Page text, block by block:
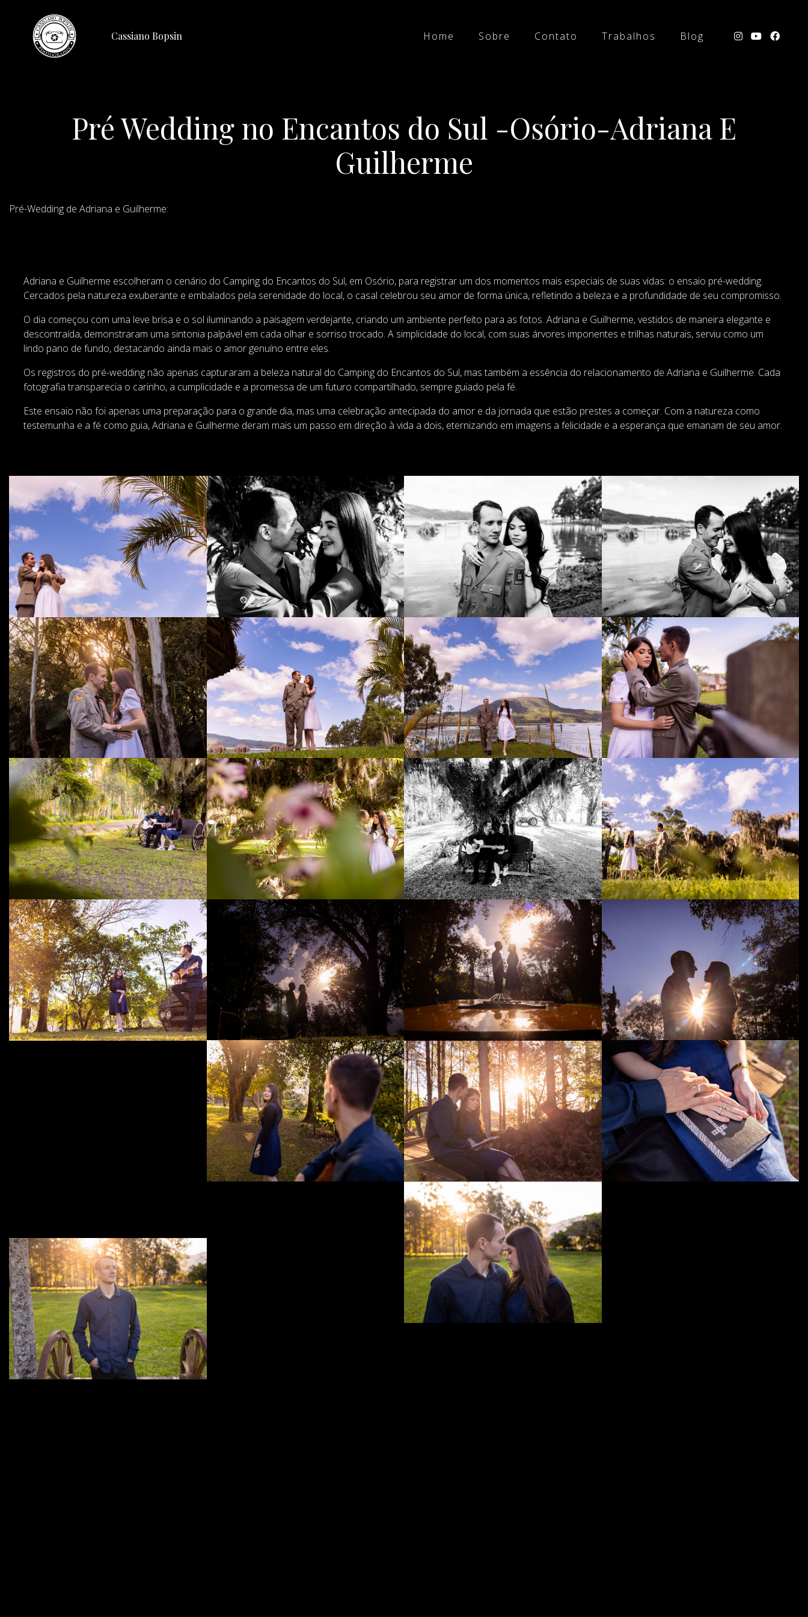
Cassiano Bopsin Home Sobre Contato Trabalhos Blog
Pré Wedding no Encantos do Sul -Osório-Adriana E
Guilherme
Pré-Wedding de Adriana e Guilherme:
Adriana e Guilherme escolheram o cenário do Camping do Encantos do Sul, em Osório, para registrar um dos momentos mais especiais de suas vidas: o ensaio pré-wedding.
Cercados pela natureza exuberante e embalados pela serenidade do local, o casal celebrou seu amor de forma única, refletindo a beleza e a profundidade de seu compromisso.
O dia começou com uma leve brisa e o sol iluminando a paisagem verdejante, criando um ambiente perfeito para as fotos. Adriana e Guilherme, vestidos de maneira elegante e
descontraída, demonstraram uma sintonia palpável em cada olhar e sorriso trocado. A simplicidade do local, com suas árvores imponentes e trilhas naturais, serviu como um
lindo pano de fundo, destacando ainda mais o amor genuíno entre eles.
Os registros do pré-wedding não apenas capturaram a beleza natural do Camping do Encantos do Sul, mas também a essência do relacionamento de Adriana e Guilherme. Cada
fotografia transparecia o carinho, a cumplicidade e a promessa de um futuro compartilhado, sempre guiado pela fé.
Este ensaio não foi apenas uma preparação para o grande dia, mas uma celebração antecipada do amor e da jornada que estão prestes a começar. Com a natureza como
testemunha e a fé como guia, Adriana e Guilherme deram mais um passo em direção à vida a dois, eternizando em imagens a felicidade e a esperança que emanam de seu amor.